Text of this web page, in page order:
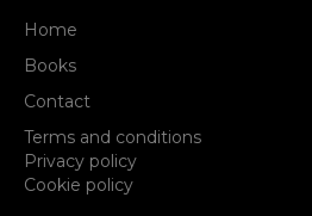
Home
Books
Contact
Terms and conditions
Privacy policy
Cookie policy